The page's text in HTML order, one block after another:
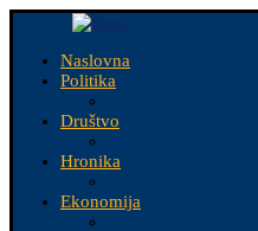
Naslovna
Politika
Društvo
Hronika
Ekonomija